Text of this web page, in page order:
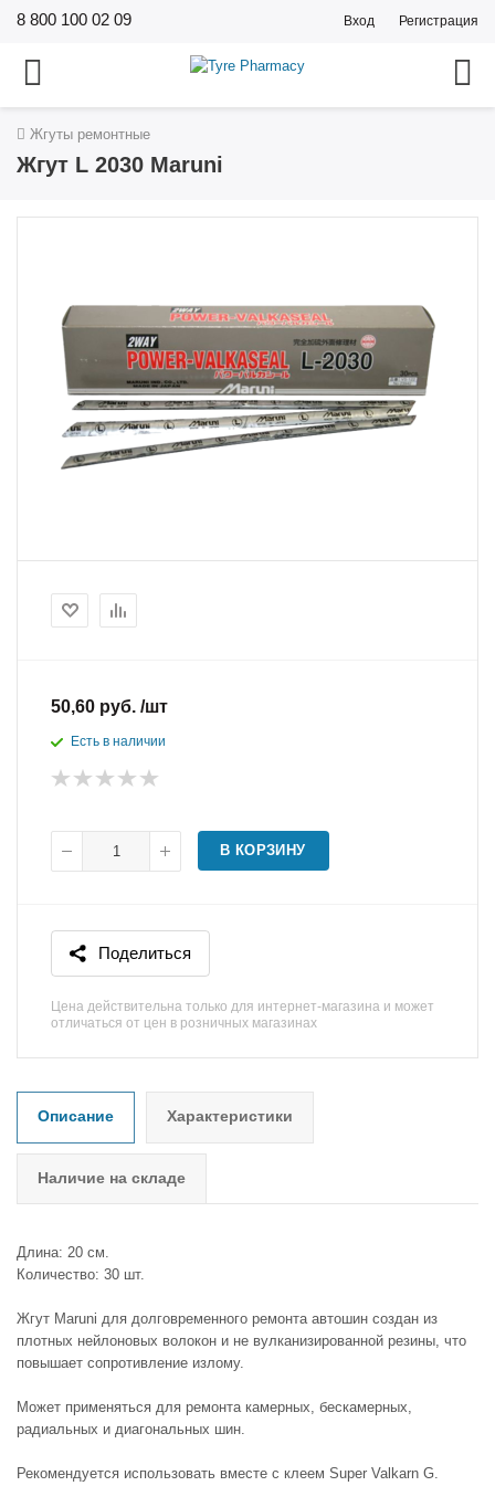
8 800 100 02 09 Вход Регистрация
Жгуты ремонтные
Жгут L 2030 Maruni
50,60 руб. /шт
Есть в наличии
В КОРЗИНУ
Поделиться
Цена действительна только для интернет-магазина и может
отличаться от цен в розничных магазинах
Описание Характеристики
Наличие на складе
Длина: 20 см.
Количество: 30 шт.
Жгут Maruni для долговременного ремонта автошин создан из
плотных нейлоновых волокон и не вулканизированной резины, что
повышает сопротивление излому.
Может применяться для ремонта камерных, бескамерных,
радиальных и диагональных шин.
Рекомендуется использовать вместе с клеем Super Valkarn G.